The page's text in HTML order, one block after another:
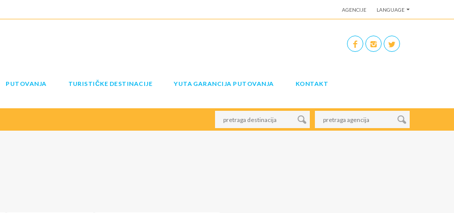
AGENCIJE LANGUAGE
PUTOVANJA TURISTIČKE DESTINACIJE YUTA GARANCIJA PUTOVANJA KONTAKT